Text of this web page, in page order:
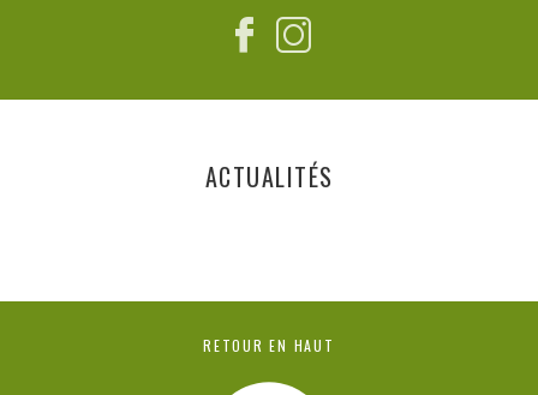
Facebook
ACTUALITÉS
RETOUR EN HAUT